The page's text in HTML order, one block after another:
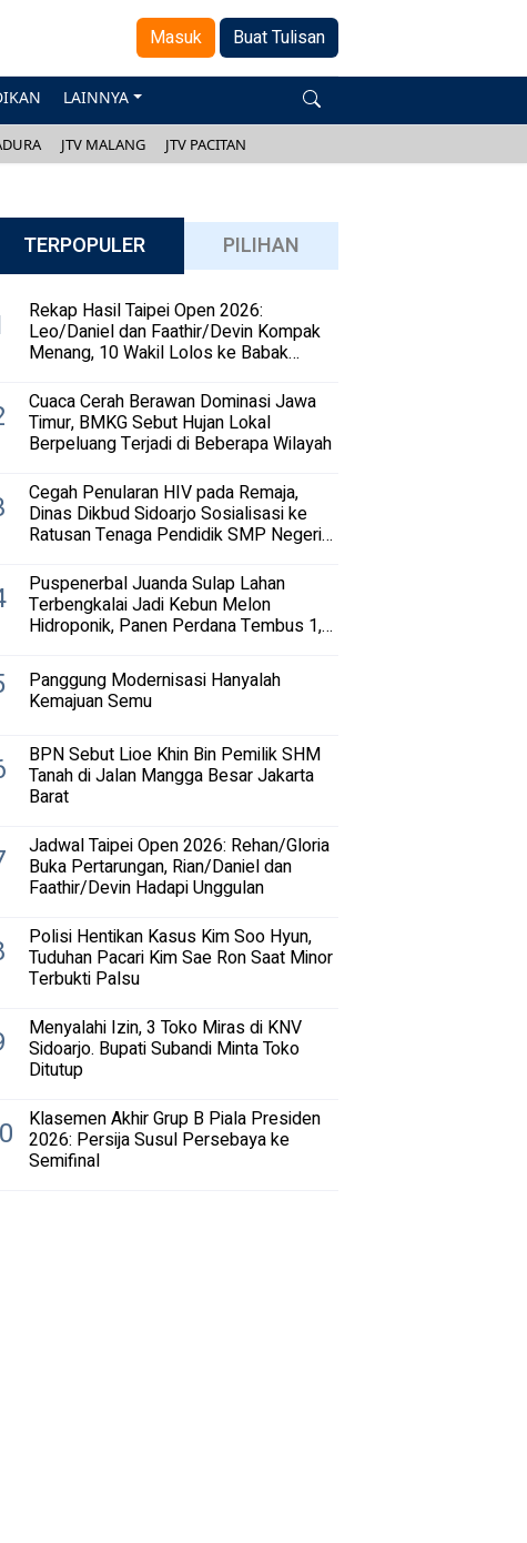
Masuk Buat Tulisan
LAINNYA
JTV MALANG JTV PACITAN
TERPOPULER PILIHAN
Rekap Hasil Taipei Open 2026:
Leo/Daniel dan Faathir/Devin Kompak
Menang, 10 Wakil Lolos ke Babak
Cuaca Cerah Berawan Dominasi Jawa
Timur, BMKG Sebut Hujan Lokal
Berpeluang Terjadi di Beberapa Wilayah
Cegah Penularan HIV pada Remaja,
Dinas Dikbud Sidoarjo Sosialisasi ke
Ratusan Tenaga Pendidik SMP Negeri
Puspenerbal Juanda Sulap Lahan
Terbengkalai Jadi Kebun Melon
Hidroponik, Panen Perdana Tembus 1,5
Panggung Modernisasi Hanyalah
Kemajuan Semu
BPN Sebut Lioe Khin Bin Pemilik SHM
Tanah di Jalan Mangga Besar Jakarta
Barat
Jadwal Taipei Open 2026: Rehan/Gloria
Buka Pertarungan, Rian/Daniel dan
Faathir/Devin Hadapi Unggulan
Polisi Hentikan Kasus Kim Soo Hyun,
Tuduhan Pacari Kim Sae Ron Saat Minor
Terbukti Palsu
Menyalahi Izin, 3 Toko Miras di KNV
Sidoarjo. Bupati Subandi Minta Toko
Ditutup
Klasemen Akhir Grup B Piala Presiden
2026: Persija Susul Persebaya ke
Semifinal